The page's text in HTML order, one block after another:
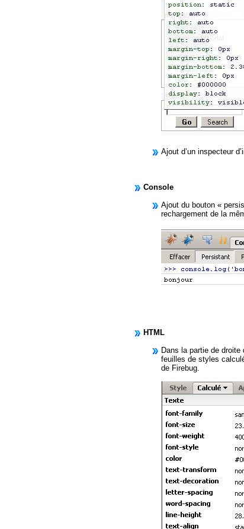
Ajout d’un inspecteur
Console
Ajout du bouton «
rechargement de la
HTML
Dans la partie de droite
feuilles de styles
de Firebug.